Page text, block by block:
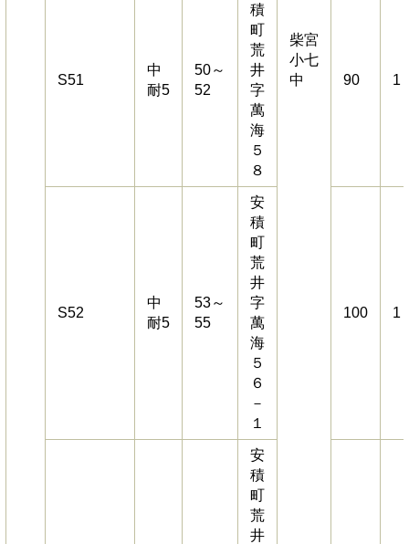
柴宮
小七
中
S51
中
耐5
50～
52
積
町
荒
井
字
萬
海
５
８
90 1
S52
中
耐5
53～
55
安
積
町
荒
井
字
萬
海
５
６
－
１
100 1
安
積
町
荒
井